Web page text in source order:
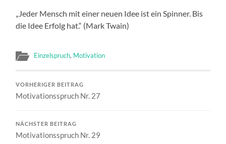
„Jeder Mensch mit einer neuen Idee ist ein Spinner. Bis
die Idee Erfolg hat.“ (Mark Twain)
Einzelspruch, Motivation
VORHERIGER BEITRAG
Motivationsspruch Nr. 27
NÄCHSTER BEITRAG
Motivationsspruch Nr. 29